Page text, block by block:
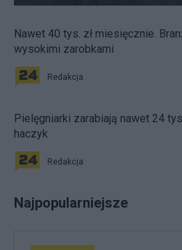
Nawet 40 tys. zł miesięcznie.
wysokimi zarobkami
Redakcja
Pielęgniarki zarabiają nawet 24
haczyk
Redakcja
Najpopularniejsze